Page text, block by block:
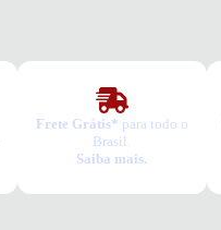
Frete Grátis* para todo o
Brasil.
Saiba mais.